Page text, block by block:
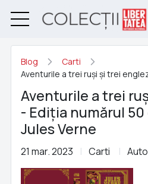
Blog
Carti
Aventurile a trei ruși și trei
Aventurile a trei
- Ediția numărul
Jules Verne
21 mar. 2023 Carti